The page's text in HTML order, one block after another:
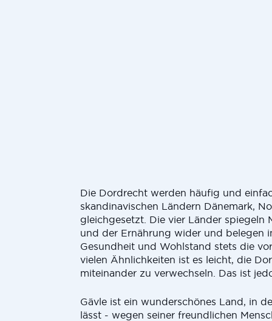
Die Dordrecht werden häufig und
skandinavischen Ländern Dänemark,
gleichgesetzt. Die vier Länder spiegeln
und der Ernährung wider und belegen
Gesundheit und Wohlstand stets die
vielen Ähnlichkeiten ist es leicht, die
miteinander zu verwechseln. Das ist
Gävle ist ein wunderschönes Land, in
lässt - wegen seiner freundlichen